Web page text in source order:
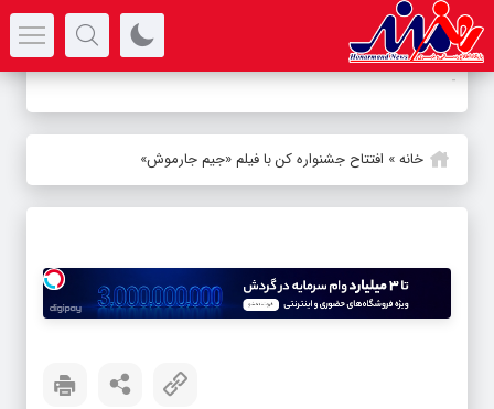
-
خانه» افتتاح جشنواره کن با فیلم «جیم جارموش»